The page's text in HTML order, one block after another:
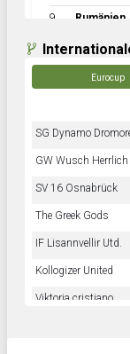
9 Rumänien
Eurocup
SG Dynamo
GW Wusch Herrlich
SV 16 Osnabrück
The Greek Gods
IF Lisannvellir Utd.
Kollogizer United
Viktoria cristiano